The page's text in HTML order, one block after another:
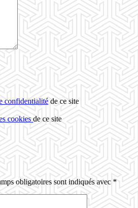
confidentialitéde ce site
cookiesde ce site
obligatoires sont indiqués avec *